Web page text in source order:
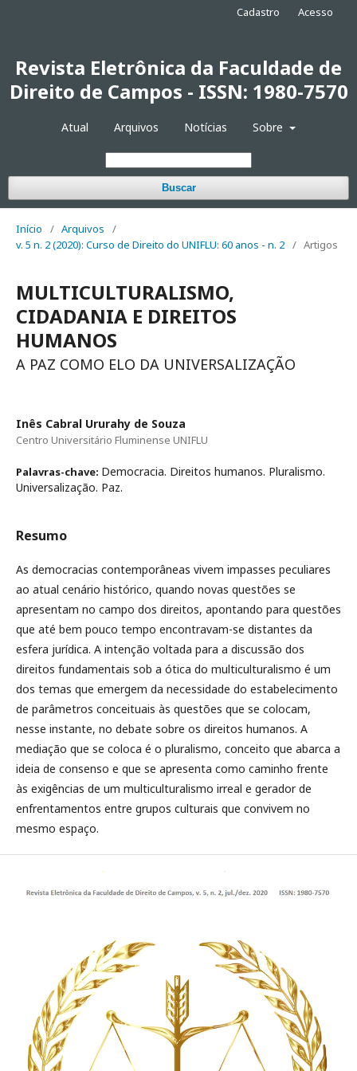
Revista Eletrônica da Faculdade de
Direito de Campos - ISSN: 1980-7570
Atual Arquivos Notícias Sobre
Buscar
Cadastro Acesso
Início / Arquivos
/
v. 5 n. 2 (2020): Curso de Direito do UNIFLU: 60 anos - n. 2 / Artigos
MULTICULTURALISMO,
CIDADANIA E DIREITOS
HUMANOS
A PAZ COMO ELO DA UNIVERSALIZAÇÃO
Inês Cabral Ururahy de Souza
Centro Universitário Fluminense UNIFLU
Palavras-chave: Democracia. Direitos humanos. Pluralismo.
Universalização. Paz.
Resumo
As democracias contemporâneas vivem impasses peculiares
ao atual cenário histórico, quando novas questões se
apresentam no campo dos direitos, apontando para questões
que até bem pouco tempo encontravam-se distantes da
esfera jurídica. A intenção voltada para a discussão dos
direitos fundamentais sob a ótica do multiculturalismo é um
dos temas que emergem da necessidade do estabelecimento
de parâmetros conceituais às questões que se colocam,
nesse instante, no debate sobre os direitos humanos. A
mediação que se coloca é o pluralismo, conceito que abarca a
ideia de consenso e que se apresenta como caminho frente
às exigências de um multiculturalismo irreal e gerador de
enfrentamentos entre grupos culturais que convivem no
mesmo espaço.